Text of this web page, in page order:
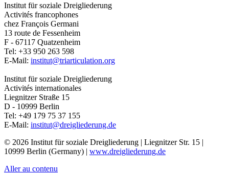
Institut für soziale Dreigliederung
Activités francophones
chez François Germani
13 route de Fessenheim
F - 67117 Quatzenheim
Tel: +33 950 263 598
E-Mail: institut@triarticulation.org
Institut für soziale Dreigliederung
Activités internationales
Liegnitzer Straße 15
D - 10999 Berlin
Tel: +49 179 75 37 155
E-Mail: institut@dreigliederung.de
© 2026 Institut für soziale Dreigliederung | Liegnitzer Str. 15 |
10999 Berlin (Germany) | www.dreigliederung.de
Aller au contenu